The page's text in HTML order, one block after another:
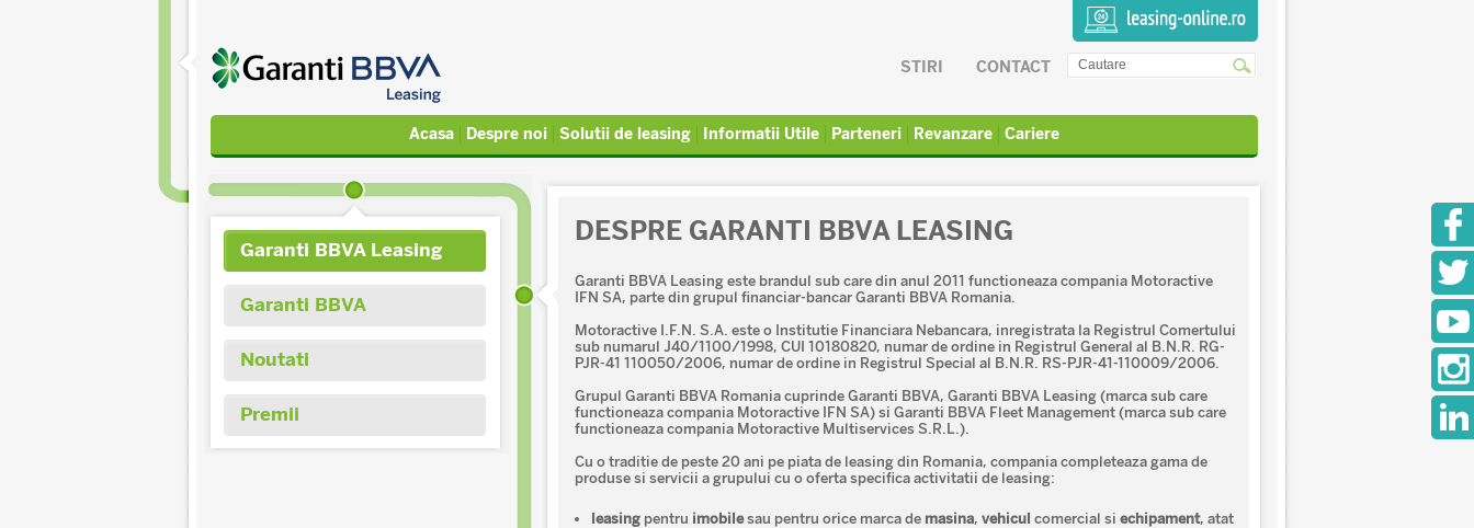
STIRI CONTACT
Acasa Despre noi Solutii de leasing Informatii Utile Parteneri Revanzare Cariere
Garanti BBVA Leasing
Garanti BBVA
Noutati
Premii
DESPRE GARANTI BBVA LEASING
Garanti BBVA Leasing este brandul sub care din anul 2011 functioneaza compania Motoractive
IFN SA, parte din grupul financiar-bancar Garanti BBVA Romania.
Motoractive I.F.N. S.A. este o Institutie Financiara Nebancara, inregistrata la Registrul Comertului
sub numarul J40/1100/1998, CUI 10180820, numar de ordine in Registrul General al B.N.R. RG-
PJR-41 110050/2006, numar de ordine in Registrul Special al B.N.R. RS-PJR-41-110009/2006.
Grupul Garanti BBVA Romania cuprinde Garanti BBVA, Garanti BBVA Leasing (marca sub care
functioneaza compania Motoractive IFN SA) si Garanti BBVA Fleet Management (marca sub care
functioneaza compania Motoractive Multiservices S.R.L.).
Cu o traditie de peste 20 ani pe piata de leasing din Romania, compania completeaza gama de
produse si servicii a grupului cu o oferta specifica activitatii de leasing:
leasing pentru imobilesau pentru orice marca de masina, vehicul comercial si echipament, atat